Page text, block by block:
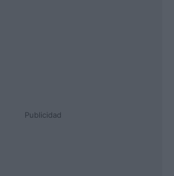
Publicidad